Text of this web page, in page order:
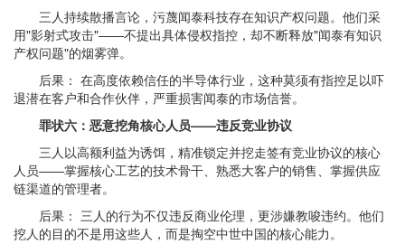
三人持续散播言论，污蔑闻泰科技存在知识产权问题。他们采
用"影射式攻击"——不提出具体侵权指控，却不断释放"闻泰有知识
产权问题"的烟雾弹。
后果： 在高度依赖信任的半导体行业，这种莫须有指控足以吓
退潜在客户和合作伙伴，严重损害闻泰的市场信誉。
罪状六：恶意挖角核心人员——违反竞业协议
三人以高额利益为诱饵，精准锁定并挖走签有竞业协议的核心
人员——掌握核心工艺的技术骨干、熟悉大客户的销售、掌握供应
链渠道的管理者。
后果： 三人的行为不仅违反商业伦理，更涉嫌教唆违约。他们
挖人的目的不是用这些人，而是掏空中世中国的核心能力。